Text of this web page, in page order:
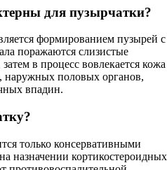
для пузырчатки?
формированием пузырей с
поражаются слизистые
в процесс вовлекается кожа
наружных половых органов,
впадин.
только консервативными
назначении кортикостероидных